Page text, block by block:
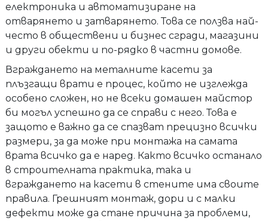
електроника и автоматизиране на
отварянето и затварянето. Това се ползва най-
често в обществени и бизнес сгради, магазини
и други обекти и по-рядко в частни домове.
Вграждането на металните касети за
плъзгащи врати е процес, който не изглежда
особено сложен, но не всеки домашен майстор
би могъл успешно да се справи с него. Това е
защото е важно да се спазват прецизно всички
размери, за да може при монтажа на самата
врата всичко да е наред. Както всичко останало
в строителната практика, така и
вграждането на касети в стените има своите
правила. Грешният монтаж, дори и с малки
дефекти може да стане причина за проблеми,